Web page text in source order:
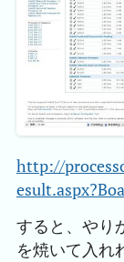
http://
すると、やり
を焼いて入れ